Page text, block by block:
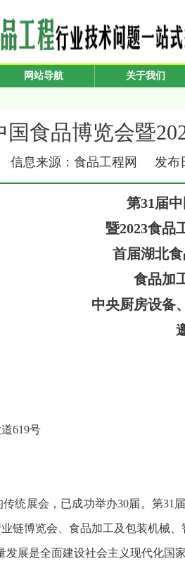
网站导航 关于我们
国食品博览会暨
信息来源：食品工程网 发布
第31届
暨2023食品
首届湖北
食品加
中央厨房设备
619号
统展会，已成功举办30届。第31
链博览会、食品加工及包装机械、
发展是全面建设社会主义现代化国